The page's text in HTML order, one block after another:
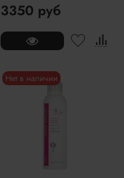
3350 руб
Нет в наличии